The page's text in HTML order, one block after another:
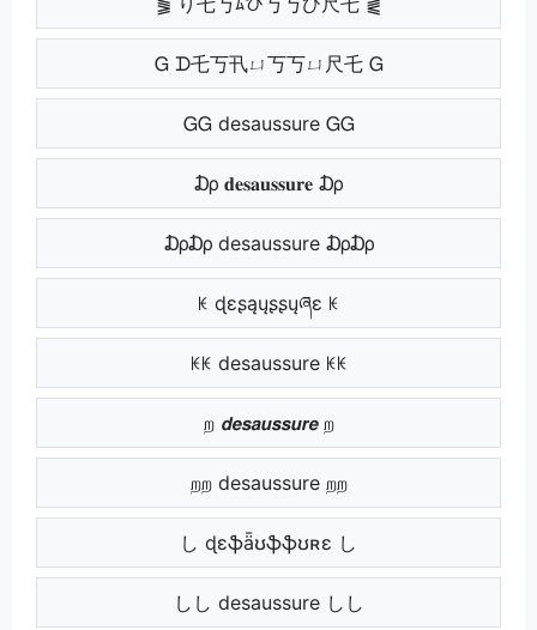
Ꮐ ᗪ乇丂卂ㄩ丂丂ㄩ尺乇 Ꮐ
ᏀᏀ desaussure ᏀᏀ
₯ 𝐝𝐞𝐬𝐚𝐮𝐬𝐬𝐮𝐫𝐞 ₯
₯₯ desaussure ₯₯
ꀘ ɖɛʂąųʂʂųཞɛ ꀘ
ꀘꀘ desaussure ꀘꀘ
ற 𝙙𝙚𝙨𝙖𝙪𝙨𝙨𝙪𝙧𝙚 ற
றற desaussure றற
し ɖɛֆǟʊֆֆʊʀɛ し
しし desaussure しし